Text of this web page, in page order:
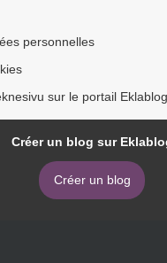
personnelles
sur le portail Eklablog
Créer un blog sur
Créer un blog